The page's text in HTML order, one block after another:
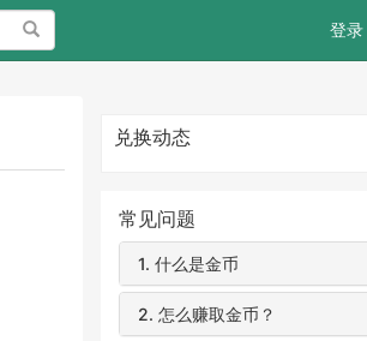
搜索 登录
兑换动态
常见问题
1. 什么是金币
2. 怎么赚取金币？